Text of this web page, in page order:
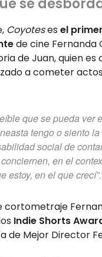
se
Coyoteses el
de cine Fernanda
de Juan, quien es
a cometer
que se pueda ver
tengo o siento la
social de
en el
estoy, en el que crecí”.
cortometraje
Indie Shorts
de Mejor Director